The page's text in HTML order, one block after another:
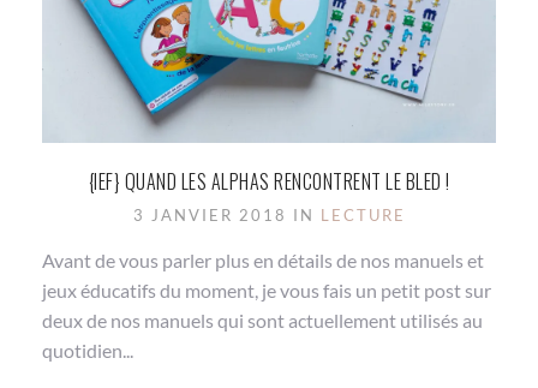
{IEF} QUAND LES ALPHAS RENCONTRENT LE BLED !
3 JANVIER 2018 IN LECTURE
Avant de vous parler plus en détails de nos manuels et
jeux éducatifs du moment, je vous fais un petit post sur
deux de nos manuels qui sont actuellement utilisés au
quotidien...